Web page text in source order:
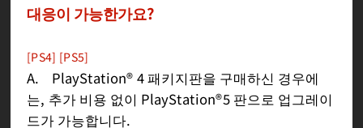
대응이 가능한가요?
[PS4] [PS5]
A. PlayStation® 4 패키지판을 구매하신 경우에
는, 추가 비용 없이 PlayStation®5 판으로 업그레이
드가 가능합니다.